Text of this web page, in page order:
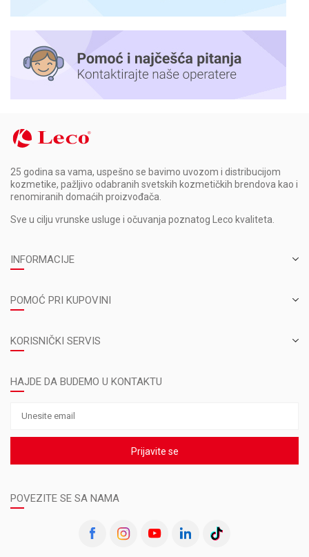
25 godina sa vama, uspešno se bavimo uvozom i distribucijom
kozmetike, pažljivo odabranih svetskih kozmetičkih brendova kao i
renomiranih domaćih proizvođača.
Sve u cilju vrunske usluge i očuvanja poznatog Leco kvaliteta.
INFORMACIJE
POMOĆ PRI KUPOVINI
KORISNIČKI SERVIS
HAJDE DA BUDEMO U KONTAKTU
Prijavite se
POVEZITE SE SA NAMA